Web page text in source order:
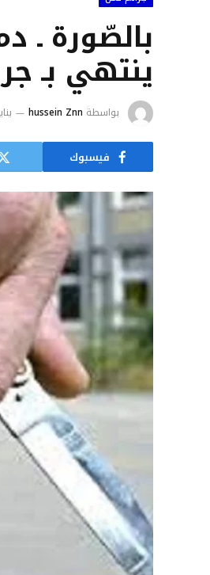
بالصّورة ـ
ينتهي بـ
بواسطة hussein Znn يناير 4,
فيسبوك